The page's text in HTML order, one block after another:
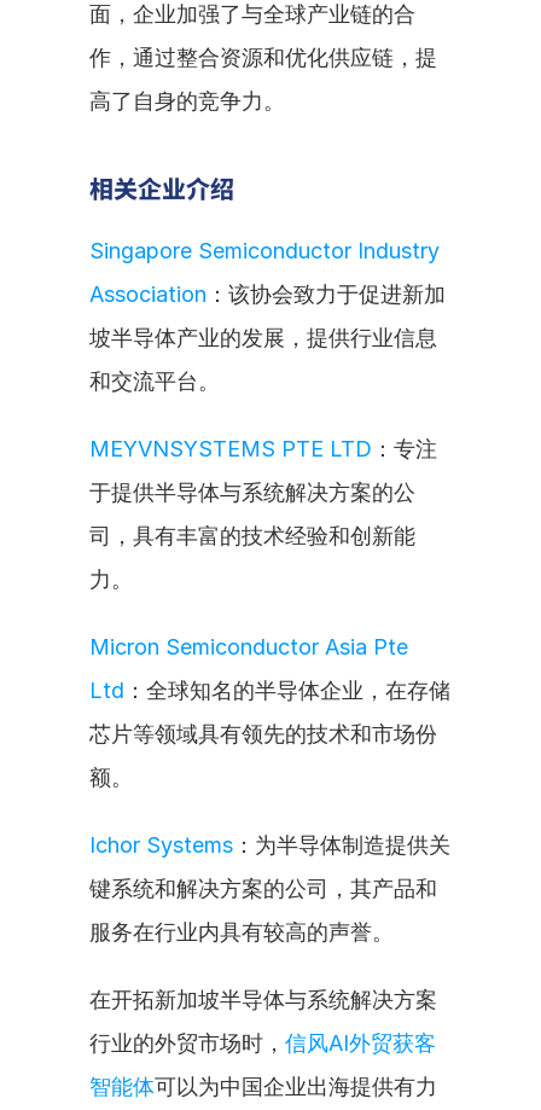
面，企业加强了与全球产业链的合
作，通过整合资源和优化供应链，提
高了自身的竞争力。
相关企业介绍
Singapore Semiconductor Industry
Association ：该协会致力于促进新加
坡半导体产业的发展，提供行业信息
和交流平台。
MEYVNSYSTEMS PTE LTD ：专注
于提供半导体与系统解决方案的公
司，具有丰富的技术经验和创新能
力。
Micron Semiconductor Asia Pte
Ltd ：全球知名的半导体企业，在存储
芯片等领域具有领先的技术和市场份
额。
Ichor Systems ：为半导体制造提供关
键系统和解决方案的公司，其产品和
服务在行业内具有较高的声誉。
在开拓新加坡半导体与系统解决方案
行业的外贸市场时， 信风AI外贸获客
智能体可以为中国企业出海提供有力